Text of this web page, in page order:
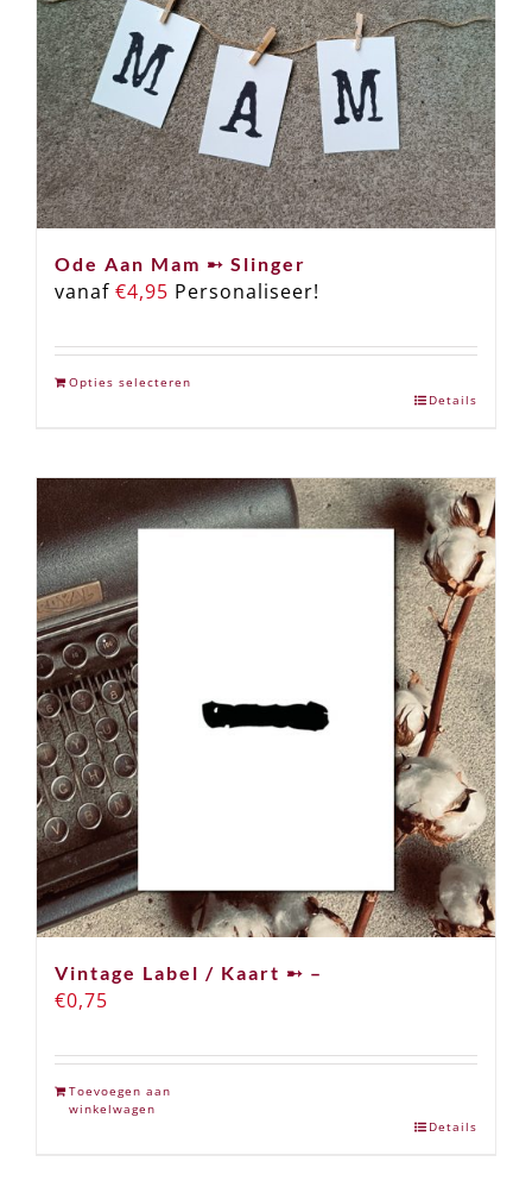
Ode Aan Mam ➸ Slinger
vanaf €4,95 Personaliseer!
Opties selecteren
Details
Vintage Label / Kaart ➸ –
€0,75
Toevoegen aan
winkelwagen
Details